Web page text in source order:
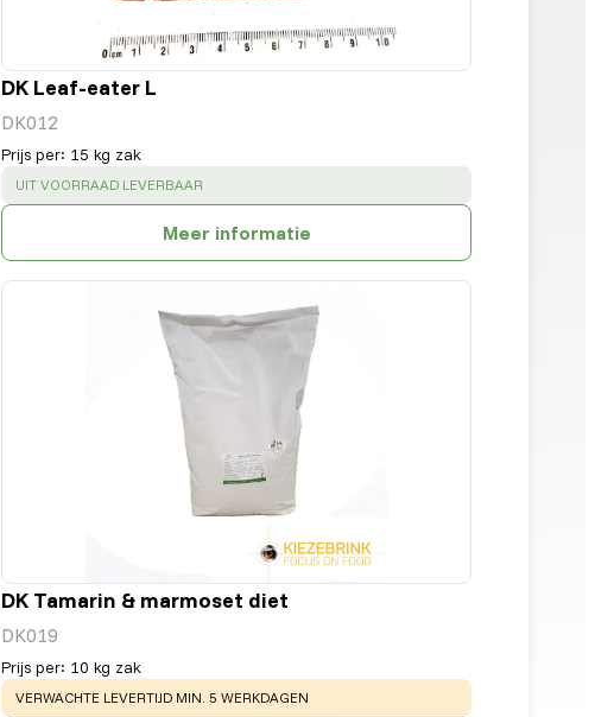
DK Leaf-eater L
DK012
Prijs per: 15 kg zak
SUCCESS:
UIT VOORRAAD LEVERBAAR
Meer informatie
DK Tamarin & marmoset diet
DK019
Prijs per: 10 kg zak
WARNING:
VERWACHTE LEVERTIJD MIN. 5 WERKDAGEN